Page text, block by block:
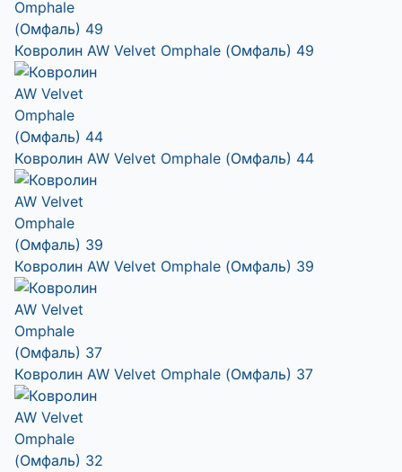
Ковролин AW Velvet Omphale (Омфаль) 49
Ковролин AW Velvet Omphale (Омфаль) 44
Ковролин AW Velvet Omphale (Омфаль) 39
Ковролин AW Velvet Omphale (Омфаль) 37